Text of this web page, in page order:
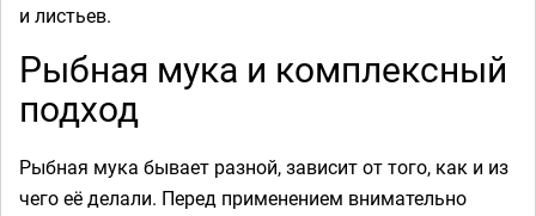
и листьев.
Рыбная мука и комплексный
подход
Рыбная мука бывает разной, зависит от того, как и из
чего её делали. Перед применением внимательно